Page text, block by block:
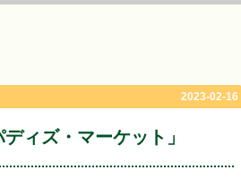
2023-02-16
ィズ・マーケット」